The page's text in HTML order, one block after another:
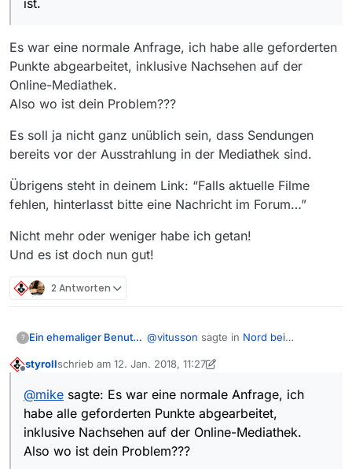
Es war eine normale Anfrage, ich habe alle geforderten
Punkte abgearbeitet, inklusive Nachsehen auf der
Online-Mediathek.
Also wo ist dein Problem???
Es soll ja nicht ganz unüblich sein, dass Sendungen
bereits vor der Ausstrahlung in der Mediathek sind.
Übrigens steht in deinem Link: “Falls aktuelle Filme
fehlen, hinterlasst bitte eine Nachricht im Forum…”
Nicht mehr oder weniger habe ich getan!
Und es ist doch nun gut!
2 Antworten
? Ein ehemaliger Benutzer @vitusson sagte in Nord bei
Nordwest - Sandy:
In dem Fall liegt es eher
daran, dass die Liste seit
Es war eine normale Anfrage, ich
habe alle geforderten Punkte
abgearbeitet, inklusive Nachsehen auf
der Online-Mediathek.
Es soll ja nicht ganz unüblich sein,
dass Sendungen bereits vor der
styrollschrieb am 12. Jan. 2018, 11:27
zuletzt editiert von styroll 1. Dez. 2018, 12:27
@mike sagte: Es war eine normale Anfrage, ich
habe alle geforderten Punkte abgearbeitet,
inklusive Nachsehen auf der Online-Mediathek.
Also wo ist dein Problem???